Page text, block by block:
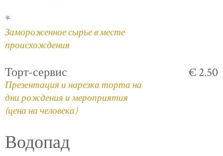
*
Замороженное сырье в месте
происхождения
Торт-сервис
Презентация и нарезка торта на
дни рождения и мероприятия
(цена на человека)
€ 2.50
Водопад